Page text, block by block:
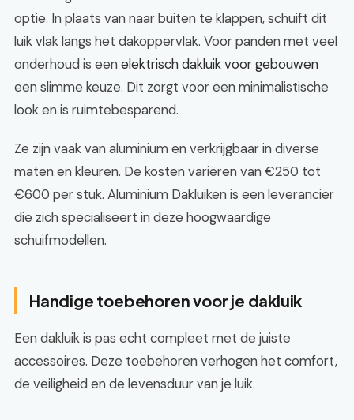
optie. In plaats van naar buiten te klappen, schuift dit
luik vlak langs het dakoppervlak. Voor panden met veel
onderhoud is eenelektrisch dakluik voor gebouwen
een slimme keuze. Dit zorgt voor een minimalistische
look en is ruimtebesparend.
Ze zijn vaak van aluminium en verkrijgbaar in diverse
maten en kleuren. De kosten variëren van €250 tot
€600 per stuk. Aluminium Dakluiken is een leverancier
die zich specialiseert in deze hoogwaardige
schuifmodellen.
Handige toebehoren voor je dakluik
Een dakluik is pas echt compleet met de juiste
accessoires. Deze toebehoren verhogen het comfort,
de veiligheid en de levensduur van je luik.